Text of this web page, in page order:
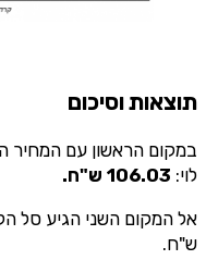
תוצאות וסיכום
במקום הראשון עם המחיר
לוי: 106.03 ש"ח.
ש"ח.